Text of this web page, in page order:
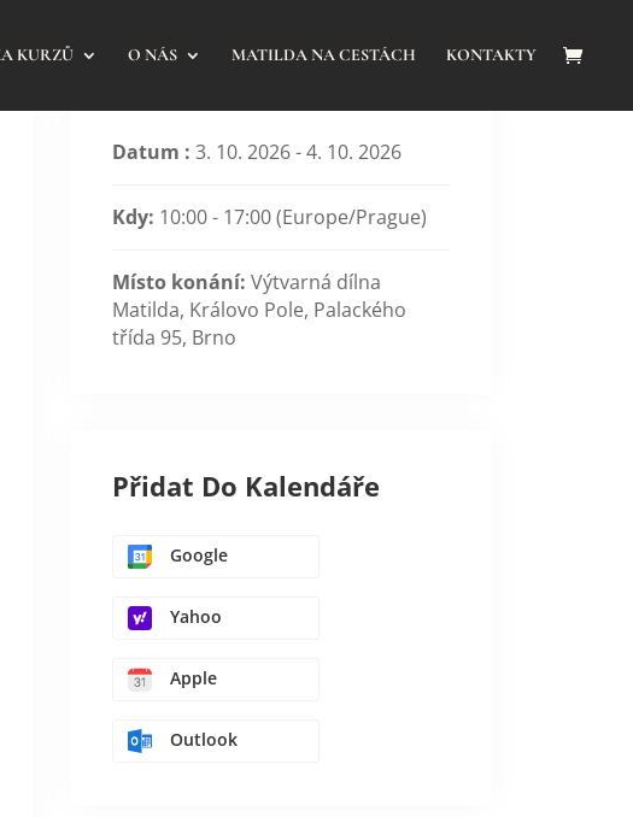
KURZŮ O NÁS MATILDA NA CESTÁCH KONTAKTY
Datum : 3. 10. 2026 - 4. 10. 2026
Kdy: 10:00 - 17:00(Europe/Prague)
Místo konání: Výtvarná dílna
Matilda, Královo Pole, Palackého
třída 95, Brno
Přidat Do Kalendáře
Google
Yahoo
Apple
Outlook